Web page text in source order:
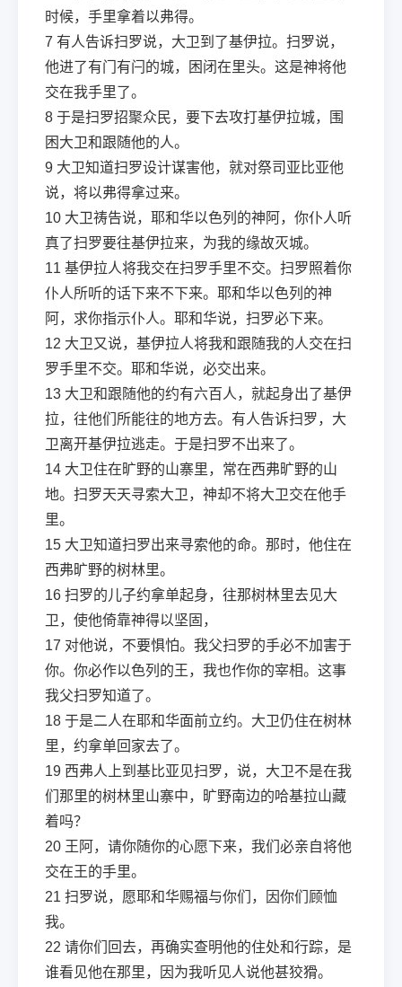
时候，手里拿着以弗得。
7 有人告诉扫罗说，大卫到了基伊拉。扫罗说，
他进了有门有闩的城，困闭在里头。这是神将他
交在我手里了。
8 于是扫罗招聚众民，要下去攻打基伊拉城，围
困大卫和跟随他的人。
9 大卫知道扫罗设计谋害他，就对祭司亚比亚他
说，将以弗得拿过来。
10 大卫祷告说，耶和华以色列的神阿，你仆人听
真了扫罗要往基伊拉来，为我的缘故灭城。
11 基伊拉人将我交在扫罗手里不交。扫罗照着你
仆人所听的话下来不下来。耶和华以色列的神
阿，求你指示仆人。耶和华说，扫罗必下来。
12 大卫又说，基伊拉人将我和跟随我的人交在扫
罗手里不交。耶和华说，必交出来。
13 大卫和跟随他的约有六百人，就起身出了基伊
拉，往他们所能往的地方去。有人告诉扫罗，大
卫离开基伊拉逃走。于是扫罗不出来了。
14 大卫住在旷野的山寨里，常在西弗旷野的山
地。扫罗天天寻索大卫，神却不将大卫交在他手
里。
15 大卫知道扫罗出来寻索他的命。那时，他住在
西弗旷野的树林里。
16 扫罗的儿子约拿单起身，往那树林里去见大
卫，使他倚靠神得以坚固，
17 对他说，不要惧怕。我父扫罗的手必不加害于
你。你必作以色列的王，我也作你的宰相。这事
我父扫罗知道了。
18 于是二人在耶和华面前立约。大卫仍住在树林
里，约拿单回家去了。
19 西弗人上到基比亚见扫罗，说，大卫不是在我
们那里的树林里山寨中，旷野南边的哈基拉山藏
着吗？
20 王阿，请你随你的心愿下来，我们必亲自将他
交在王的手里。
21 扫罗说，愿耶和华赐福与你们，因你们顾恤
我。
22 请你们回去，再确实查明他的住处和行踪，是
谁看见他在那里，因为我听见人说他甚狡猾。